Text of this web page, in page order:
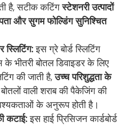
है, सटीक कटिंगस्टेशनरी उत्पादों
और सुगम फोल्डिंग सुनिश्चित
स्लिटिंग:इस ग्रे बोर्ड स्लिटिंग
के भीतरी बोतल डिवाइडर के लिए
की जाती है,उच्च परिशुद्धता के
वाली शराब की पैकेजिंग की
के अनुरूप होती है।
कटाई:इस हाई प्रिसिजन कार्डबोर्ड